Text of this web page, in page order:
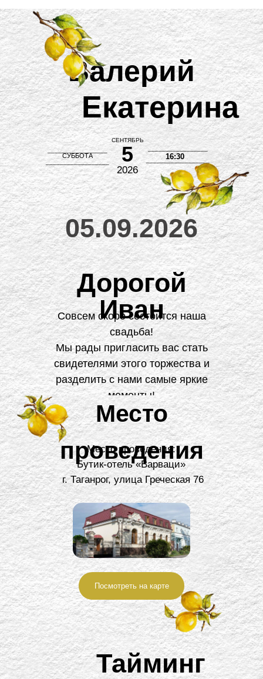
_________________
__________________
_________________
__________________
Валерий
Екатерина
2026
СЕНТЯБРЬ
5 16:30
СУББОТА
05.09.2026
Дорогой
Иван
Совсем скоро состоится наша
свадьба!
Мы рады пригласить вас стать
свидетелями этого торжества и
разделить с нами самые яркие
моменты!
Место
проведения
Место проведения:
Бутик-отель «Варваци»
г. Таганрог, улица Греческая 76
Посмотреть на карте
Тайминг